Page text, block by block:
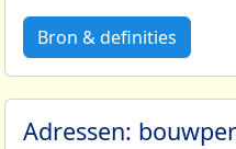
Bron & definities
Adressen: